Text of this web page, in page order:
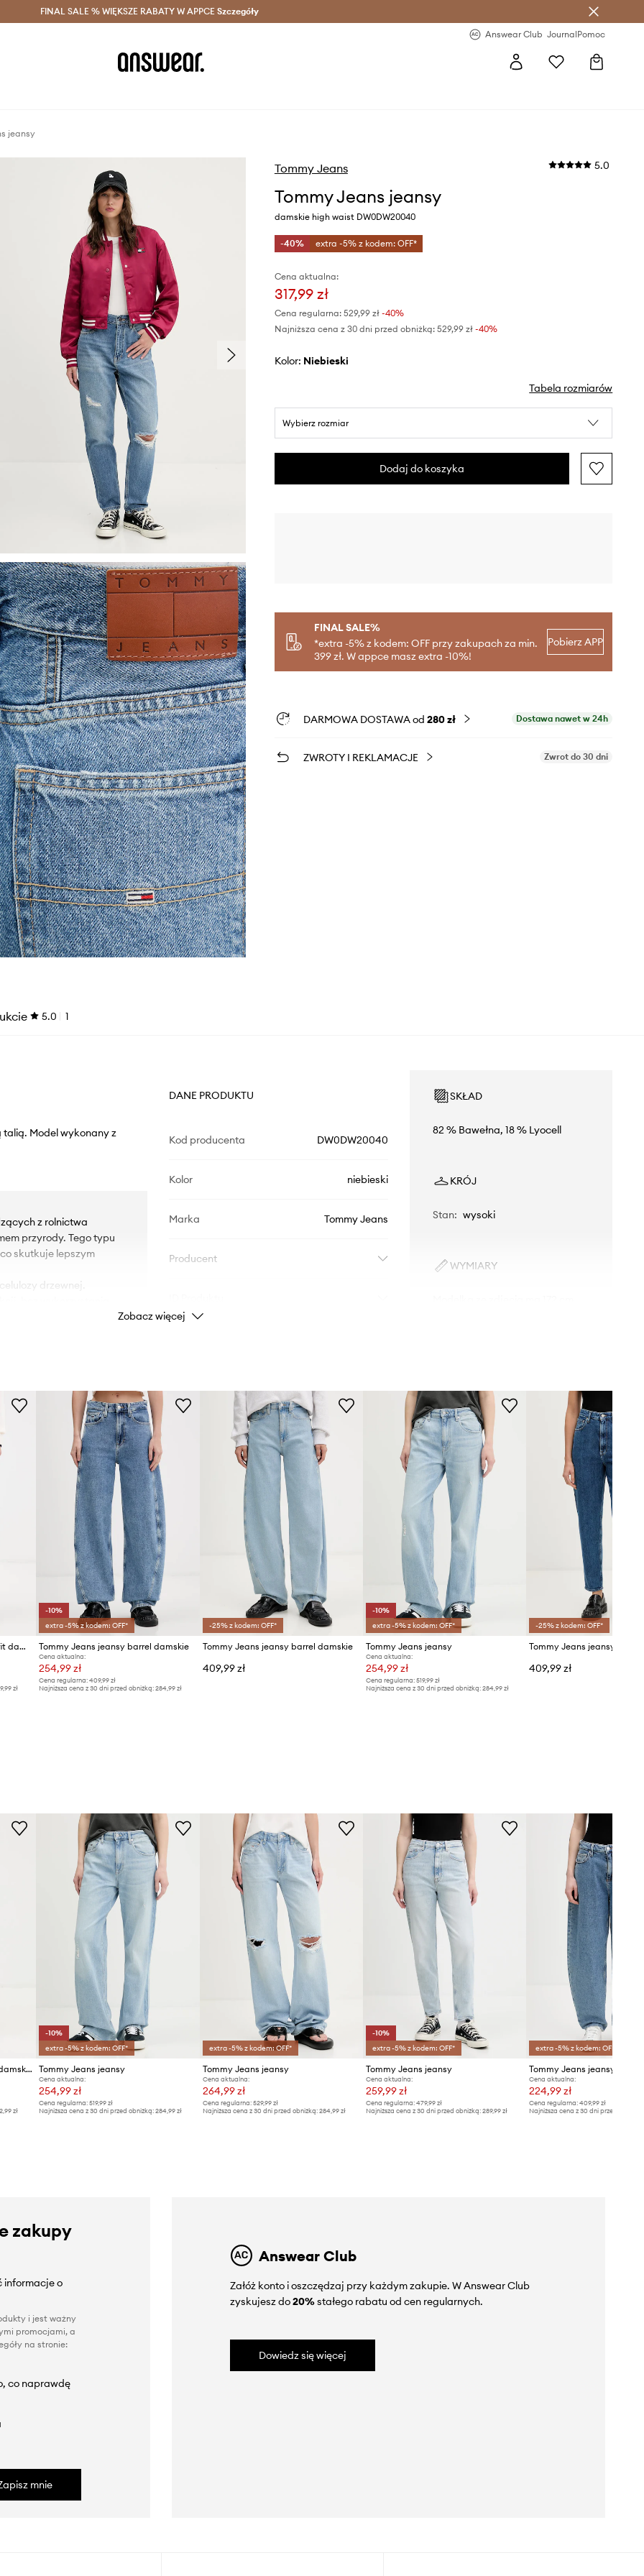
Oszczędzaj z Answear Club > Dostawa nawet w 24h >
FINAL SALE % WIĘKSZE RABATY W APPCE Szczegóły
Answear Club JournalPomoc
jeansy
Tommy Jeans 5.0
Tommy Jeans jeansy
damskie high waist DW0DW20040
-40% extra -5% z kodem: OFF*
Cena aktualna:
317,99 zł
Cena regularna: 529,99 zł-40%
Najniższa cena z 30 dni przed obniżką: 529,99 zł -40%
Kolor: niebieski
Tabela rozmiarów
Wybierz rozmiar
Dodaj do koszyka
FINAL SALE%
*extra -5% z kodem: OFF przy zakupach za min.
399 zł. W appce masz extra -10%!
Pobierz APP
DARMOWA DOSTAWA od 280 zł Dostawa nawet w 24h
ZWROTY I REKLAMACJE Zwrot do 30 dni
5.0 1
talią. Model wykonany z
z rolnictwa
przyrody. Tego typu
skutkuje lepszym
drzewnej.
DANE PRODUKTU
Kod producenta DW0DW20040
Kolor niebieski
Marka Tommy Jeans
Producent
SKŁAD
82 % Bawełna, 18 % Lyocell
KRÓJ
Stan: wysoki
WYMIARY
Tabela rozmiarów
Zobacz więcej
Tommy Jeans jeansy relaxed fit damskie
zł
-10%
extra -5% z kodem: OFF*
Tommy Jeans jeansy barrel damskie
Cena aktualna:
254,99 zł
Cena regularna: 409,99 zł
Najniższa cena z 30 dni przed obniżką: 284,99 zł
-25% z kodem: OFF*
Tommy Jeans jeansy barrel damskie
409,99 zł
-10%
extra -5% z kodem: OFF*
Tommy Jeans jeansy
Cena aktualna:
254,99 zł
Cena regularna:519,99 zł
Najniższa cena z 30 dni przed obniżką:284,99 zł
-25% z kodem: OFF*
409,99 zł
Tommy Jeans jeansy mom fit damskie
zł
-10%
extra -5% z kodem: OFF*
Tommy Jeans jeansy
Cena aktualna:
254,99 zł
Cena regularna: 519,99 zł
Najniższa cena z 30 dni przed obniżką: 284,99 zł
extra -5% z kodem: OFF*
Tommy Jeans jeansy
Cena aktualna:
264,99 zł
Cena regularna: 529,99 zł
Najniższa cena z 30 dni przed obniżką: 284,99 zł
-10%
extra -5% z kodem: OFF*
Tommy Jeans jeansy
Cena aktualna:
259,99 zł
Cena regularna:479,99 zł
Najniższa cena z 30 dni przed obniżką:289,99 zł
extra -5% z kodem: OFF*
Tommy Jeans jeansy
Cena aktualna:
224,99 zł
Cena regularna: 409,99 zł
Najniższa cena z 30 dni przed obniżką:
zakupy
informacje o
i jest ważny
promocjami, a
na stronie:
co naprawdę
mnie
Answear Club
Załóż konto i oszczędzaj przy każdym zakupie. W Answear Club
zyskujesz do20%stałego rabatu od cen regularnych.
Dowiedz się więcej